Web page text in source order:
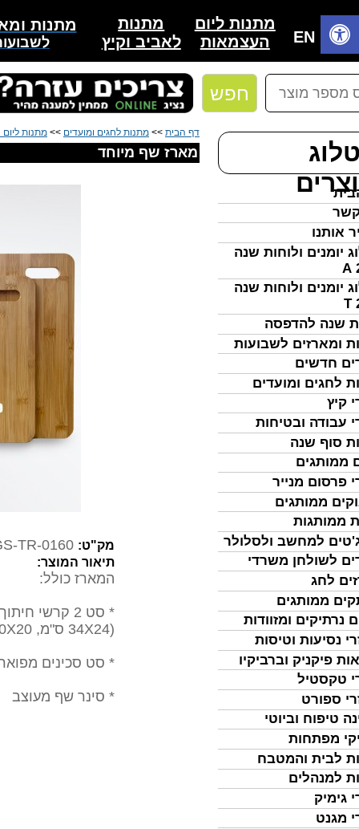
חפש
אותנו
יומנים ולוחות שנה
יומנים ולוחות שנה
שנה להדפסה
ומארזים לשבועות
חדשים
לחגים ומועדים
קיץ
עבודה ובטיחות
סוף שנה
ממותגים
פרסום מנייר
ממותגים
ממותגות
למחשב ולסלולר
לשולחן משרדי
לחג
ממותגים
נרתיקים ומזוודות
נסיעות וטיסות
פיקניק וברביקיו
טקסטיל
ספורט
טיפוח וביוטי
מפתחות
לבית והמטבח
למנהלים
גימיק
מגנט
EN
מתנות
לאביב וקיץ
מתנות
מתנות ליום
העצמאות
דף הבית >> מתנות לחגים ומועדים >> מתנות
מארז שף מיוחד
מק"ט: TR-0160
תיאור המוצר:
המארז כולל:
* סט 2 קרשי חיתוך עשויים במבו איכותי
(34X24 ס"מ, 30X20 ס"מ)
* סט סכינים מפואר 6
* סינר שף מעוצב